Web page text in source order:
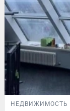
НЕДВИЖИМОСТЬ